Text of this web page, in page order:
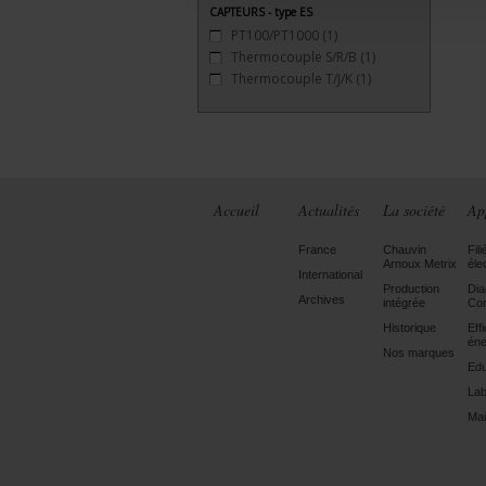
CAPTEURS - type ES
PT100/PT1000 (1)
Thermocouple S/R/B (1)
Thermocouple T/J/K (1)
Accueil Actualités
France
International
Archives
La société
Chauvin
Arnoux Metrix
Production
intégrée
Historique
Nos marques